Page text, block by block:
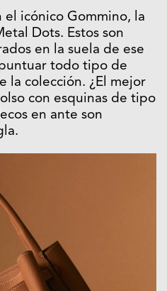
el icónico Gommino, la
Dots. Estos son
en la suela de ese
todo tipo de
la colección. ¿El mejor
con esquinas de tipo
en ante son